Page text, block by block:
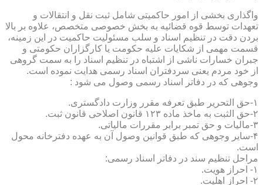
واگذاری بخشی از امور حاکمیتی شامل ثبت نقل و انتقالات و
تعهدات توسط قوه قضائیه به بخش خصوصی متخصص، علاوه بر بالا
بردن دقت در تنظیم اسناد و سلب مسئولیت حاکمیت در این زمینه،
قسمت مهمی از شکایات علیه حکومت یا کارگزاران حکومتی و
جبران خسارات ناشی از اشتباه در تنظیم اسناد را به سمت گروهی
از خود مردم یعنی سردفتران اسناد رسمی هدایت نموده است.
وجوهی که در دفاتر اسناد رسمی وصول می شود :
۱-حق التحریر طبق تعرفه مقرر وزارت دادگستری.
۲-حق الثبت به ماخذ ماده ۱۲۳ قانون اصلاحی قانون ثبت.
۳-مالیات و حق تمبر برابر مقررات مالیاتی.
۴-سایر وجوهی که طبق قوانین وصول آن به عهده دفترخانه محول
است.
مراحل تنظیم سند در دفاتر اسناد رسمی:
۱- احراز هویت.
۲- احراز اهلیت.